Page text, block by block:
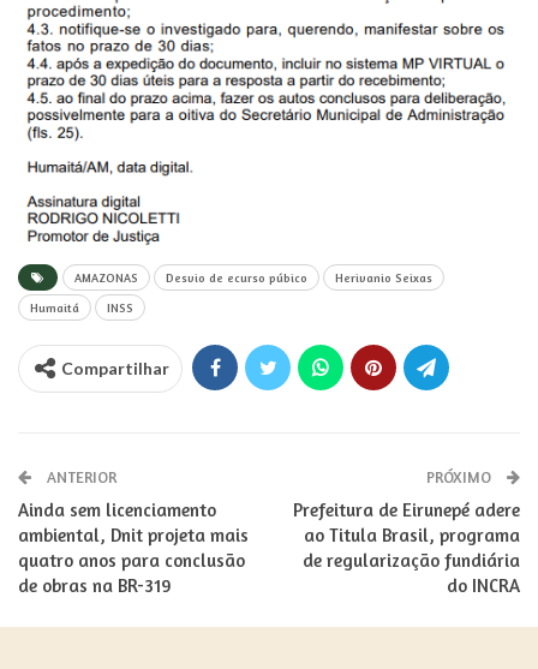
AMAZONAS Desvio de ecurso púbico Herivanio Seixas
Humaitá INSS
Compartilhar
ANTERIOR
Ainda sem licenciamento
ambiental, Dnit projeta mais
quatro anos para conclusão
de obras na BR-319
PRÓXIMO
Prefeitura de Eirunepé adere
ao Titula Brasil, programa
de regularização fundiária
do INCRA